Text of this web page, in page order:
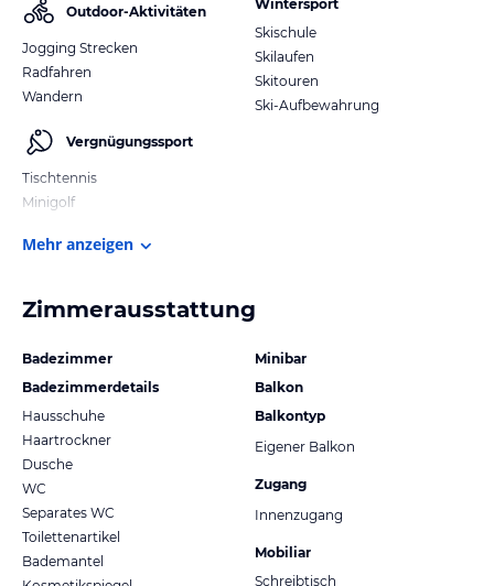
Outdoor-Aktivitäten
Jogging Strecken
Radfahren
Wandern
Vergnügungssport
Tischtennis
Minigolf
Wintersport
Skischule
Skilaufen
Skitouren
Ski-Aufbewahrung
Mehr anzeigen
Zimmerausstattung
Badezimmer
Badezimmerdetails
Hausschuhe
Haartrockner
Dusche
WC
Separates WC
Toilettenartikel
Bademantel
Minibar
Balkon
Balkontyp
Eigener Balkon
Zugang
Innenzugang
Mobiliar
Schreibtisch